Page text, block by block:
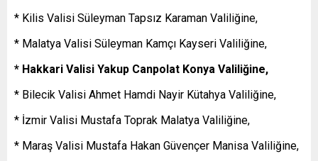
* Kilis Valisi Süleyman Tapsız Karaman Valiliğine,
* Malatya Valisi Süleyman Kamçı Kayseri Valiliğine,
* Hakkari Valisi Yakup Canpolat Konya Valiliğine,
* Bilecik Valisi Ahmet Hamdi Nayir Kütahya Valiliğine,
* İzmir Valisi Mustafa Toprak Malatya Valiliğine,
* Maraş Valisi Mustafa Hakan Güvençer Manisa Valiliğine,